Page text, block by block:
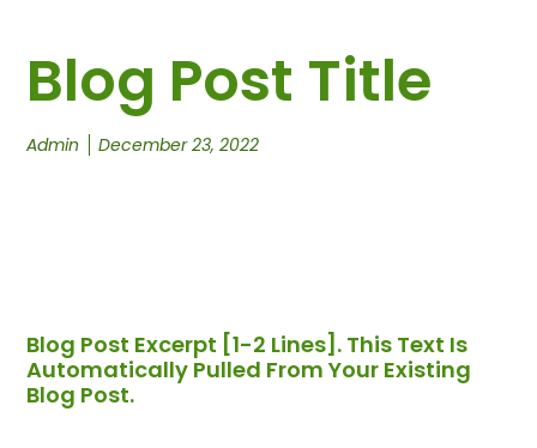
Blog Post Title
Admin December 23, 2022
Blog Post Excerpt [1-2 Lines]. This Text Is
Automatically Pulled From Your Existing
Blog Post.